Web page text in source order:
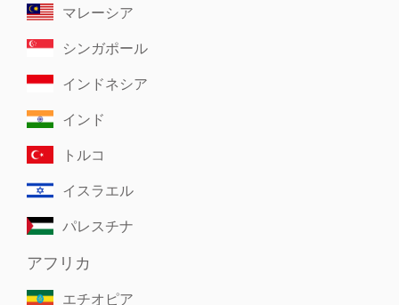
マレーシア
シンガポール
インドネシア
インド
トルコ
イスラエル
パレスチナ
アフリカ
エチオピア